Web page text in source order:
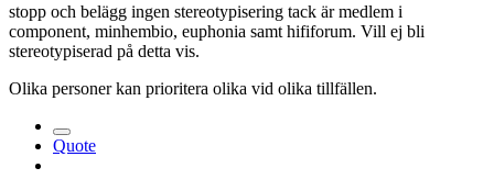
stopp och belägg ingen stereotypisering tack är medlem i
component, minhembio, euphonia samt hififorum. Vill ej bli
stereotypiserad på detta vis.
Olika personer kan prioritera olika vid olika tillfällen.
Quote